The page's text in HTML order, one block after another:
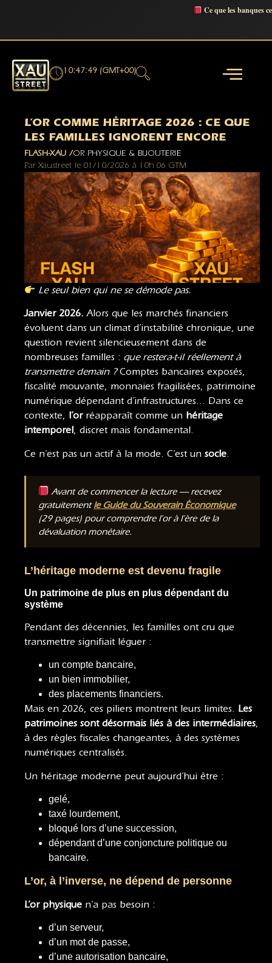
Ce que les banques
10:47:50 (GMT+00)
L’OR COMME HÉRITAGE 2026 : CE QUE
LES FAMILLES IGNORENT ENCORE
FLASH-XAU /OR PHYSIQUE & BIJOUTERIE
Par Xaustreet le 01/10/2026 à 10h 06 GTM
Le seul bien qui ne se démode pas.
Janvier 2026. Alors que les marchés financiers
évoluent dans un climat d’instabilité chronique, une
question revient silencieusement dans de
nombreuses familles : que restera-t-il réellement à
transmettre demain ?Comptes bancaires exposés,
fiscalité mouvante, monnaies fragilisées, patrimoine
numérique dépendant d’infrastructures… Dans ce
contexte, l’orréapparaît comme un héritage
intemporel, discret mais fondamental.
Ce n’est pas un actif à la mode. C’est un socle.
Avant de commencer la lecture — recevez
gratuitementle Guide du Souverain Économique
(29 pages) pour comprendre l’or à l’ère de la
dévaluation monétaire.
L’héritage moderne est devenu fragile
Un patrimoine de plus en plus dépendant du
système
Pendant des décennies, les familles ont cru que
transmettre signifiait léguer :
un compte bancaire,
un bien immobilier,
des placements financiers.
Mais en 2026, ces piliers montrent leurs limites. Les
patrimoines sont désormais liés à des intermédiaires,
à des règles fiscales changeantes, à des systèmes
numériques centralisés.
Un héritage moderne peut aujourd’hui être :
gelé,
taxé lourdement,
bloqué lors d’une succession,
dépendant d’une conjoncture politique ou
bancaire.
L’or, à l’inverse, ne dépend de personne
L’or physique n’a pas besoin :
d’un serveur,
d’un mot de passe,
d’une autorisation bancaire,